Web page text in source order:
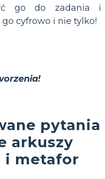
go do zadania i
go cyfrowo i nie tylko!
pytania
arkuszy
i metafor